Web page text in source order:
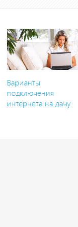
Варианты
подключения
интернета на дачу